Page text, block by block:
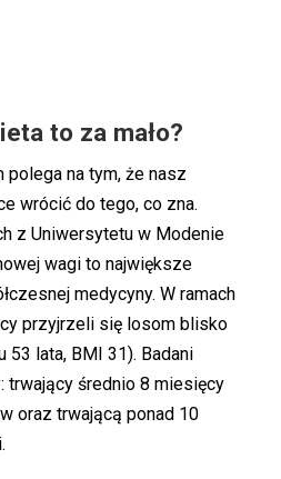
to za mało?
polega na tym, że nasz
wrócić do tego, co zna.
z Uniwersytetu w Modenie
wagi to największe
medycyny. W ramach
przyjrzeli się losom blisko
lata, BMI 31). Badani
średnio 8 miesięcy
oraz trwającą ponad 10